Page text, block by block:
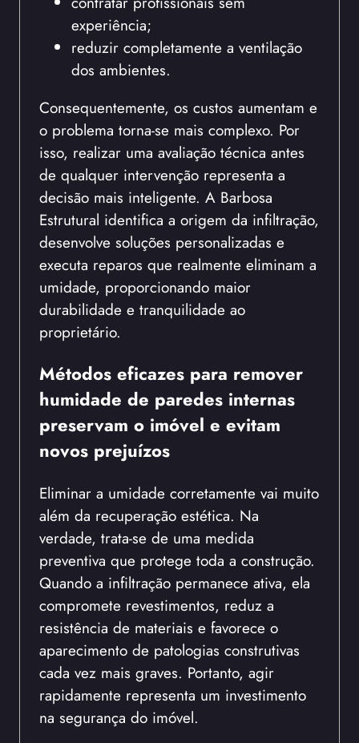
experiência;
reduzir completamente a ventilação
dos ambientes.
Consequentemente, os custos aumentam e
o problema torna-se mais complexo. Por
isso, realizar uma avaliação técnica antes
de qualquer intervenção representa a
decisão mais inteligente. A Barbosa
Estrutural identifica a origem da infiltração,
desenvolve soluções personalizadas e
executa reparos que realmente eliminam a
umidade, proporcionando maior
durabilidade e tranquilidade ao
proprietário.
Métodos eficazes para remover
humidade de paredes internas
preservam o imóvel e evitam
novos prejuízos
Eliminar a umidade corretamente vai muito
além da recuperação estética. Na
verdade, trata-se de uma medida
preventiva que protege toda a construção.
Quando a infiltração permanece ativa, ela
compromete revestimentos, reduz a
resistência de materiais e favorece o
aparecimento de patologias construtivas
cada vez mais graves. Portanto, agir
rapidamente representa um investimento
na segurança do imóvel.